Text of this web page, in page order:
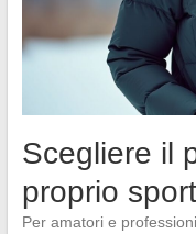
Scegliere il
proprio sport
Per amatori e